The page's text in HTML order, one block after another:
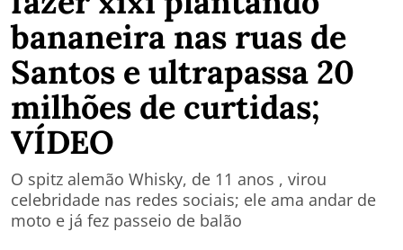
bananeira nas ruas de
Santos e ultrapassa 20
milhões de curtidas;
VÍDEO
O spitz alemão Whisky, de 11 anos , virou
celebridade nas redes sociais; ele ama andar de
moto e já fez passeio de balão